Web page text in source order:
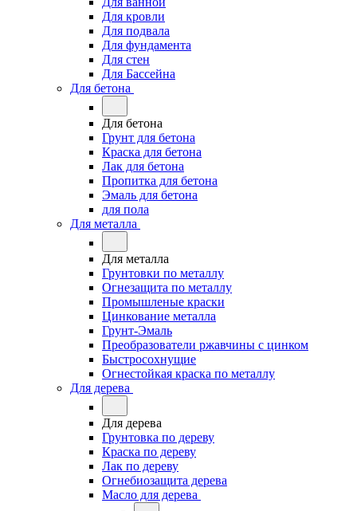
Для кровли
Для подвала
Для фундамента
Для стен
Для Бассейна
Для бетона
Для бетона
Грунт для бетона
Краска для бетона
Лак для бетона
Пропитка для бетона
Эмаль для бетона
для пола
Для металла
Для металла
Грунтовки по металлу
Огнезащита по металлу
Промышленые краски
Цинкование металла
Грунт-Эмаль
Преобразователи ржавчины с цинком
Быстросохнущие
Огнестойкая краска по металлу
Для дерева
Для дерева
Грунтовка по дереву
Краска по дереву
Лак по дереву
Огнебиозащита дерева
Масло для дерева